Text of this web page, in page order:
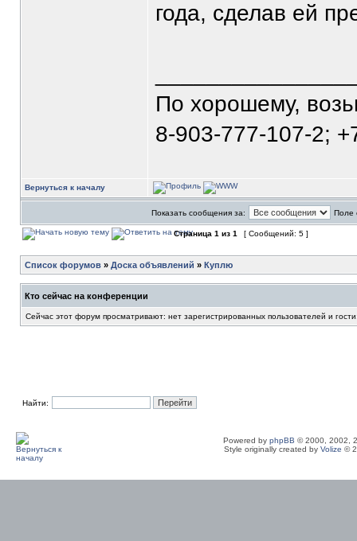
года, сделав ей
По хорошему,
8-903-777-107-2;
Вернуться к началу
Показать сообщения за: Поле
Страница 1 из 1 [ Сообщений: 5 ]
Список форумов » Доска объявлений » Куплю
Кто сейчас на конференции
Сейчас этот форум просматривают: нет зарегистрированных пользователей и
Найти:
Powered by phpBB © 2000, 2002,
Style originally created by Volize ©